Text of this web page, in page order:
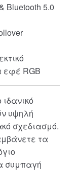
Bluetooth 5.0
εφέ RGB
ιδανικό
υψηλή
σχεδιασμό.
τα
συμπαγή